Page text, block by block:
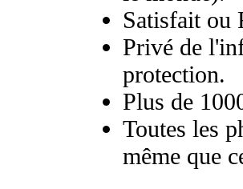
Satisfait ou
Privé de
protection.
Plus de
Toutes les
même que